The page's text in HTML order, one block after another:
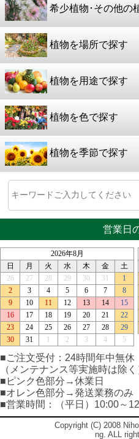
希少植物･その他の
植物を場所で探す
植物を用途で探す
植物を色で探す
植物を季節で探す
営業日
■ご注文受付：24時間年中無休
（メンテナンス等実施時は除く
■ピンク色部分→休業日
■オレン色部分→発送業務のみ
■営業時間：（平日）10:00～
Copyright (C) 2008
ng. ALL